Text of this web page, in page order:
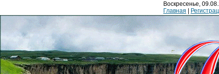
Воскресенье,
Главная